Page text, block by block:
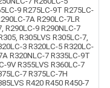
9 R275LC-9T R275LC-
7A R290LC-7LR
R290LC-9 R290NLC-7
R305LVS R305LC-7,
3 R320LC-5 R320LC-
R320NLC-7 R335LC-9T
9V R355LVS R360LC-7
7 R375LC-7H
R420 R450 R450-7